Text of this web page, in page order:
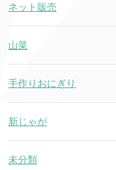
ネット販売
山菜
手作りおにぎり
新じゃが
未分類